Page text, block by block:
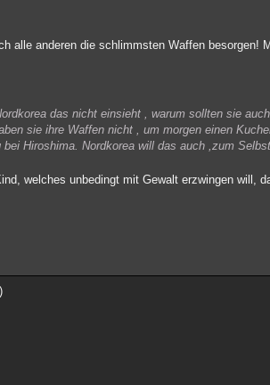
alle anderen die schlimmsten Waffen besorgen!
das nicht einsieht , warum sollten sie
sie ihre Waffen nicht , um morgen einen
Hiroshima. Nordkorea will das auch ,zum
welches unbedingt mit Gewalt erzwingen will,